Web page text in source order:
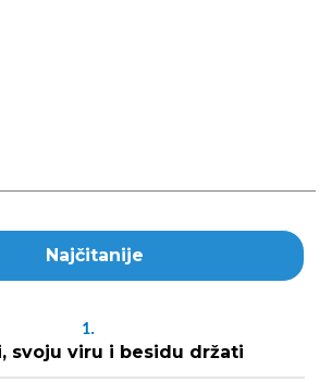
Najčitanije
1.
svoju viru i besidu držati